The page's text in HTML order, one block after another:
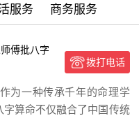
服务 商务服务
傅批八字
拨打电话
为一种传承千年的命理学
算命不仅融合了中国传统